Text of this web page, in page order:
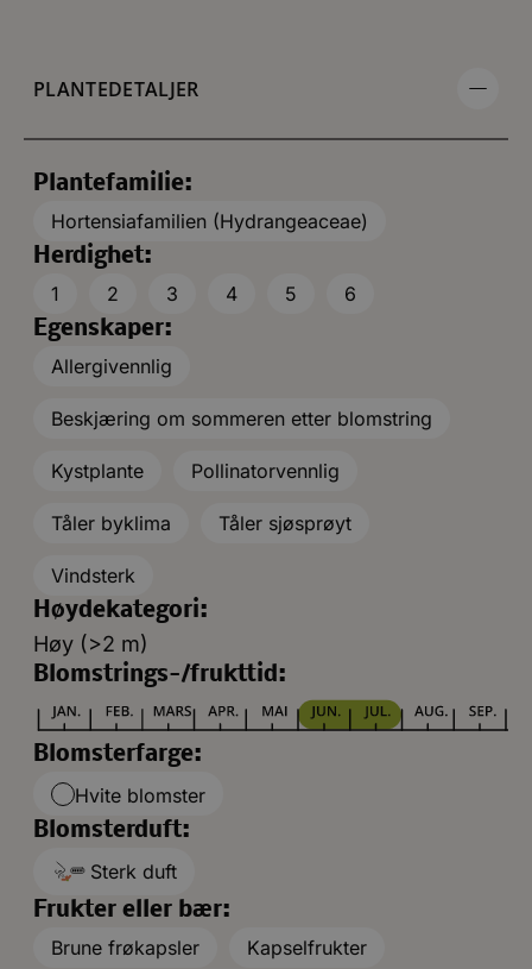
PLANTEDETALJER
Plantefamilie:
Hortensiafamilien (Hydrangeaceae)
Herdighet:
1
2 3 4 5
6
Egenskaper:
Allergivennlig
Beskjæring om sommeren etter blomstring
Kystplante Pollinatorvennlig
Tåler byklima Tåler sjøsprøyt
Vindsterk
Høydekategori:
Høy (>2 m)
Blomstrings-/frukttid:
Blomsterfarge:
Hvite blomster
Blomsterduft:
Sterk duft
Frukter eller bær:
Brune frøkapsler
Kapselfrukter